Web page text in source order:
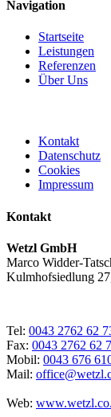
Navigation
Startseite
Leistungen
Referenzen
Über Uns
Kontakt
Datenschutz
Cookies
Impressum
Kontakt
Wetzl GmbH
Marco Widder-
Kulmhofsiedlung
Tel: 0043 2762 62
Fax: 0043 2762 62
Mobil: 0043 676
Mail:
Web: